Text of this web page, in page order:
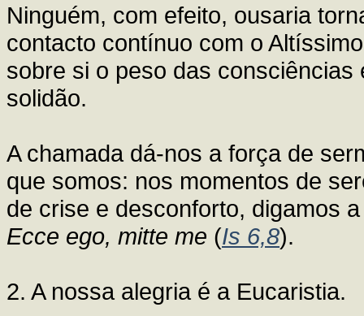
Ninguém, com efeito, ousaria
contacto contínuo com o
sobre si o peso das
solidão.
A chamada dá-nos a força de
que somos: nos momentos de
de crise e desconforto, digamos
Ecce ego, mitte me (Is 6,8).
2. A nossa alegria é a Eucaristia.